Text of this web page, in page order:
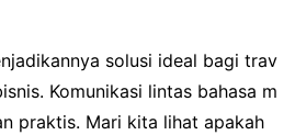
solusi ideal bagi trav
Komunikasi lintas bahasa m
praktis. Mari kita lihat apakah